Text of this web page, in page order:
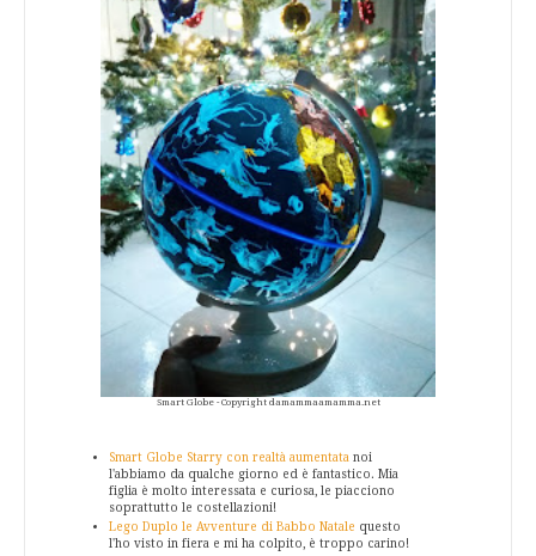
Smart Globe - Copyright damammaamamma.net
Smart Globe Starry con realtà aumentata noi
l'abbiamo da qualche giorno ed è fantastico. Mia
figlia è molto interessata e curiosa, le piacciono
soprattutto le costellazioni!
Lego Duplo le Avventure di Babbo Natale questo
l'ho visto in fiera e mi ha colpito, è troppo carino!